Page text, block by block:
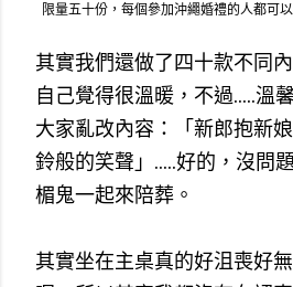
限量五十份，每個參加沖繩婚禮的人都可
其實我們還做了四十款不同
自己覺得很溫暖，不過.....溫
大家亂改內容：「新郎抱新
鈴般的笑聲」.....好的，沒問
楣鬼一起來陪葬。
其實坐在主桌真的好沮喪好